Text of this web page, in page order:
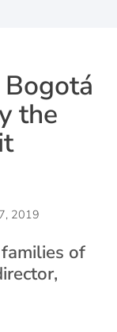
the
2019
of